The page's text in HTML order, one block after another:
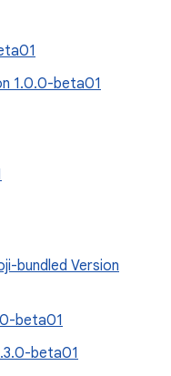
1.0.0-beta01
bundled Version
beta01
beta01